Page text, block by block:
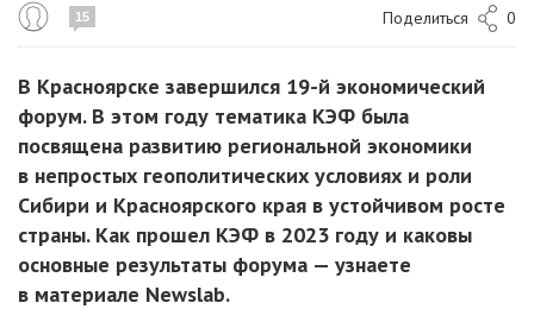
15 Поделиться 0
В Красноярске завершился 19-й экономический
форум. В этом году тематика КЭФ была
посвящена развитию региональной экономики
в непростых геополитических условиях и роли
Сибири и Красноярского края в устойчивом росте
страны. Как прошел КЭФ в 2023 году и каковы
основные результаты форума — узнаете
в материале Newslab.